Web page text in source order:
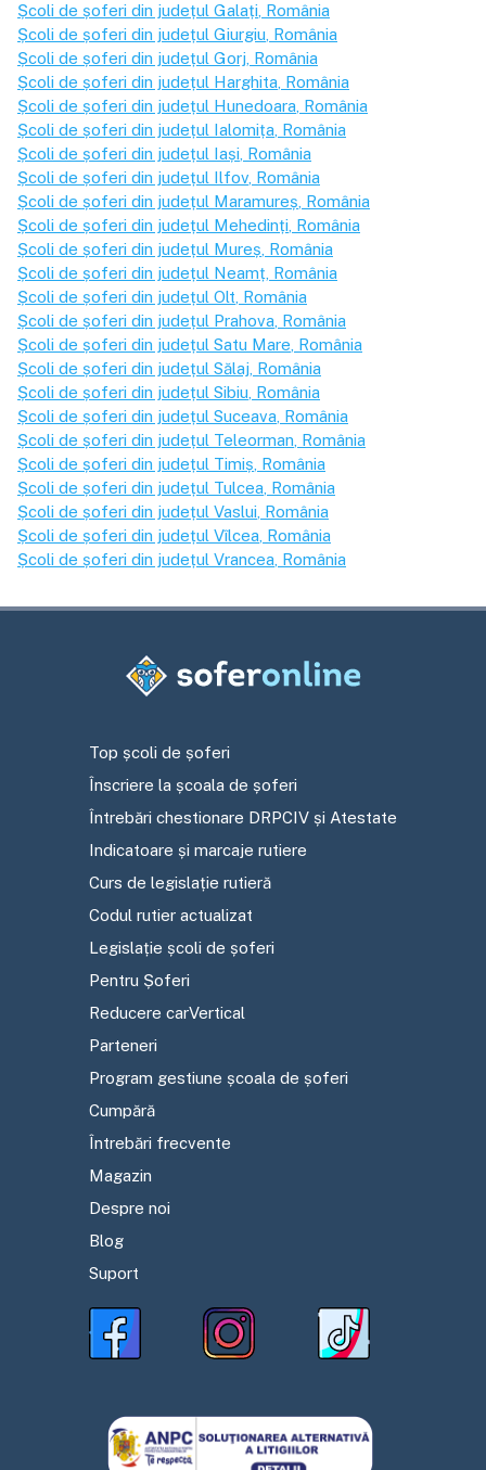
Școli de șoferi din județul Galați , România
Școli de șoferi din județul Giurgiu , România
Școli de șoferi din județul Gorj , România
Școli de șoferi din județul Harghita , România
Școli de șoferi din județul Hunedoara , România
Școli de șoferi din județul Ialomița , România
Școli de șoferi din județul Iași , România
Școli de șoferi din județul Ilfov , România
Școli de șoferi din județul Maramureș , România
Școli de șoferi din județul Mehedinți , România
Școli de șoferi din județul Mureș , România
Școli de șoferi din județul Neamț , România
Școli de șoferi din județul Olt , România
Școli de șoferi din județul Prahova , România
Școli de șoferi din județul Satu Mare , România
Școli de șoferi din județul Sălaj , România
Școli de șoferi din județul Sibiu , România
Școli de șoferi din județul Suceava , România
Școli de șoferi din județul Teleorman , România
Școli de șoferi din județul Timiș , România
Școli de șoferi din județul Tulcea , România
Școli de șoferi din județul Vaslui , România
Școli de șoferi din județul Vîlcea , România
Școli de șoferi din județul Vrancea , România
Top școli de șoferi
Înscriere la școala de șoferi
Întrebări chestionare DRPCIV și Atestate
Indicatoare și marcaje rutiere
Curs de legislație rutieră
Codul rutier actualizat
Legislație școli de șoferi
Pentru Șoferi
Reducere carVertical
Parteneri
Program gestiune școala de șoferi
Cumpără
Întrebări frecvente
Magazin
Despre noi
Blog
Suport